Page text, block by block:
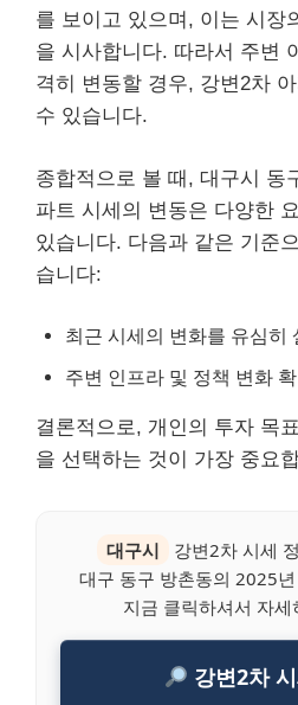
를 보이고 있으며, 이는 시장
을 시사합니다. 따라서 주변
격히 변동할 경우, 강변2차
수 있습니다.
종합적으로 볼 때, 대구시 동
파트 시세의 변동은 다양한
있습니다. 다음과 같은 기준
습니다:
최근 시세의 변화를 유심히
주변 인프라 및 정책 변화
결론적으로, 개인의 투자 목
을 선택하는 것이 가장 중요
대구시
강변2차 시세
대구 동구 방촌동의 2025
지금 클릭하셔서 자
강변2차